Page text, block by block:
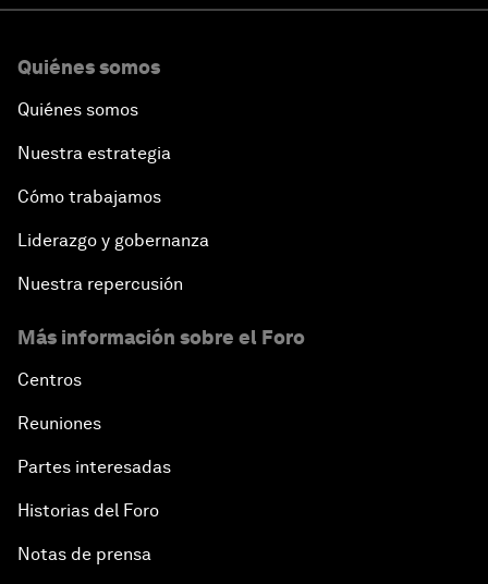
Quiénes somos
Quiénes somos
Nuestra estrategia
Cómo trabajamos
Liderazgo y gobernanza
Nuestra repercusión
Más información sobre el Foro
Centros
Reuniones
Partes interesadas
Historias del Foro
Notas de prensa